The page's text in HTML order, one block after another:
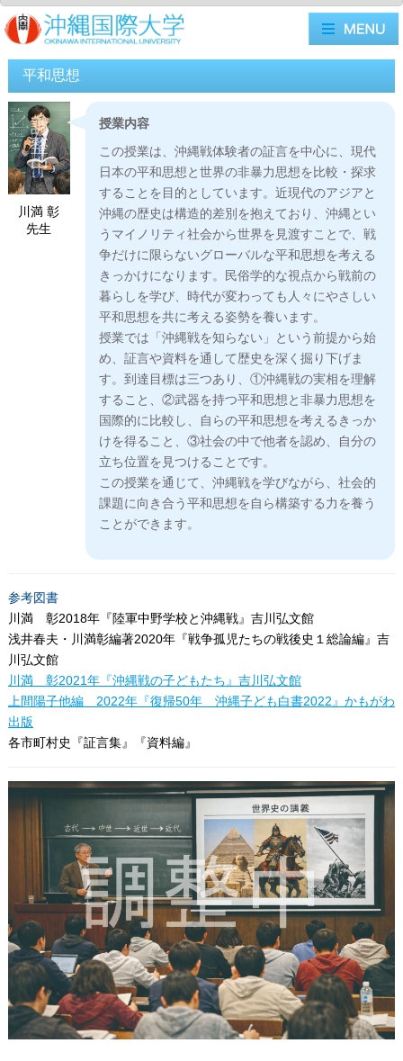
平和思想
授業内容
この授業は、沖縄戦体験者の証言を中心に、現代
日本の平和思想と世界の非暴力思想を比較・探求
することを目的としています。近現代のアジアと
沖縄の歴史は構造的差別を抱えており、沖縄とい
うマイノリティ社会から世界を見渡すことで、戦
争だけに限らないグローバルな平和思想を考える
きっかけになります。民俗学的な視点から戦前の
暮らしを学び、時代が変わっても人々にやさしい
平和思想を共に考える姿勢を養います。
授業では「沖縄戦を知らない」という前提から始
め、証言や資料を通して歴史を深く掘り下げま
す。到達目標は三つあり、①沖縄戦の実相を理解
すること、②武器を持つ平和思想と非暴力思想を
国際的に比較し、自らの平和思想を考えるきっか
けを得ること、③社会の中で他者を認め、自分の
立ち位置を見つけることです。
この授業を通じて、沖縄戦を学びながら、社会的
課題に向き合う平和思想を自ら構築する力を養う
ことができます。
川満 彰
先生
参考図書
川満 彰2018年『陸軍中野学校と沖縄戦』吉川弘文館
浅井春夫・川満彰編著2020年『戦争孤児たちの戦後史１総論編』吉
川弘文館
川満 彰2021年『沖縄戦の子どもたち』吉川弘文館
上間陽子他編 2022年『復帰50年 沖縄子ども白書2022』かもがわ
出版
各市町村史『証言集』『資料編』